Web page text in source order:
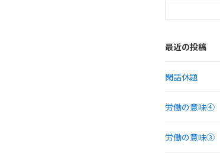
最近の投稿
閑話休題
労働の意味④
労働の意味③